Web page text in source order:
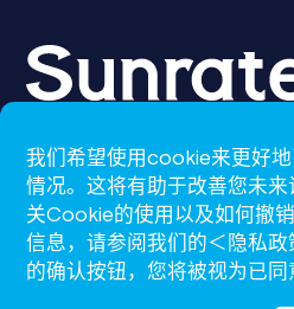
CN-S
我们希望使用cookie来更好
情况。这将有助于改善您未
关Cookie的使用以及如何撤
信息，请参阅我们的＜隐私
的确认按钮，您将被视为已同